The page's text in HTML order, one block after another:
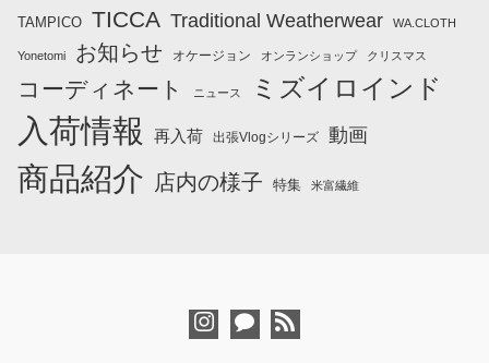
TAMPICO TICCA Traditional Weatherwear WA.CLOTH
Yonetomi お知らせ オケージョン オンランショップ クリスマス
コーディネート ニュース ミズイロインド
入荷情報 再入荷 出張Vlogシリーズ 動画
商品紹介 店内の様子 特集 米富繊維